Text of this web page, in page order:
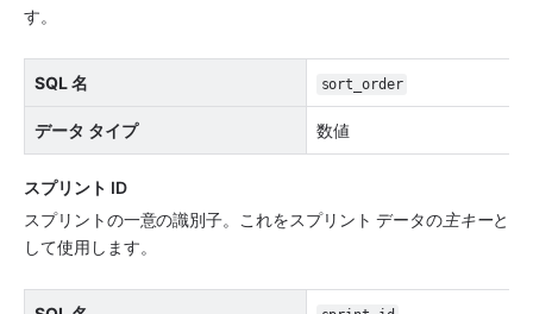
す。
SQL 名 sort_order
データ タイプ 数値
スプリント ID
スプリントの一意の識別子。これをスプリント データの主キーと
して使用します。